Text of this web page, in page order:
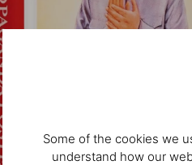
Some of the cookies we
understand how our